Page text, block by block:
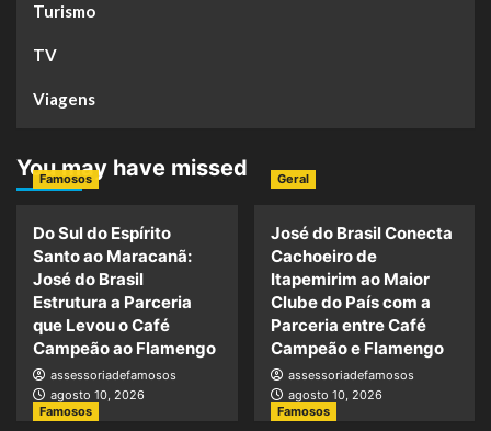
Turismo
TV
Viagens
You may have missed
Famosos
Do Sul do Espírito
Santo ao Maracanã:
José do Brasil
Estrutura a Parceria
que Levou o Café
Campeão ao Flamengo
assessoriadefamosos
agosto 10, 2026
Geral
José do Brasil Conecta
Cachoeiro de
Itapemirim ao Maior
Clube do País com a
Parceria entre Café
Campeão e Flamengo
assessoriadefamosos
agosto 10, 2026
Famosos
Famosos